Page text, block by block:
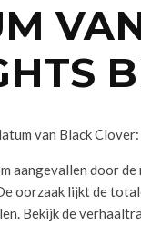
van Black
aangevallen door
oorzaak lijkt de
Bekijk de